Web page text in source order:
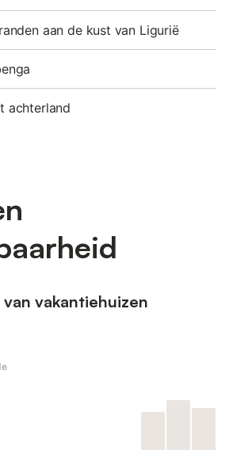
aan de kust van Ligurië
achterland
vakantiehuizen